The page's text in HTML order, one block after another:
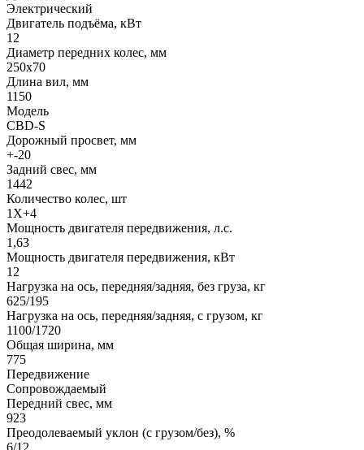
Электрический
Двигатель подъёма, кВт
12
Диаметр передних колес, мм
250х70
Длина вил, мм
1150
Модель
CBD-S
Дорожный просвет, мм
+-20
Задний свес, мм
1442
Количество колес, шт
1X+4
Мощность двигателя передвижения, л.с.
1,63
Мощность двигателя передвижения, кВт
12
Нагрузка на ось, передняя/задняя, без груза, кг
625/195
Нагрузка на ось, передняя/задняя, с грузом, кг
1100/1720
Общая ширина, мм
775
Передвижение
Сопровождаемый
Передний свес, мм
923
Преодолеваемый уклон (с грузом/без), %